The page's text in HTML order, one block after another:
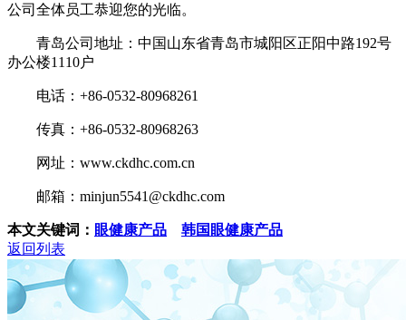
公司全体员工恭迎您的光临。
青岛公司地址：中国山东省青岛市城阳区正阳中路192号
办公楼1110户
电话：+86-0532-80968261
传真：+86-0532-80968263
网址：www.ckdhc.com.cn
邮箱：minjun5541@ckdhc.com
本文关键词： 眼健康产品
韩国眼健康产品
返回列表